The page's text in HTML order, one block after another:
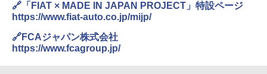
🔗「FIAT × MADE IN JAPAN PROJECT」特設ページ
https://www.fiat-auto.co.jp/mijp/
🔗FCAジャパン株式会社
https://www.fcagroup.jp/